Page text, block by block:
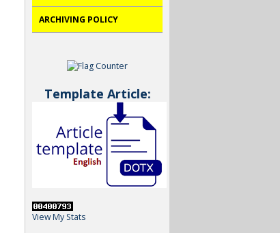
ARCHIVING POLICY
Template Article:
View My Stats